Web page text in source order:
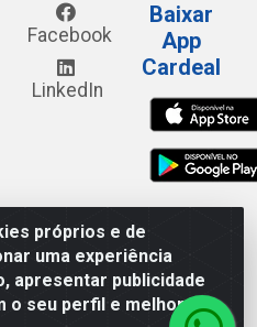
próprios e de
uma experiência
apresentar publicidade
o seu perfil e melhorar a
Facebook
LinkedIn
Baixar
App
Cardeal
Alto do Moura, 582 - Alto
- CEP 55.040-120 - CNPJ
0001-62